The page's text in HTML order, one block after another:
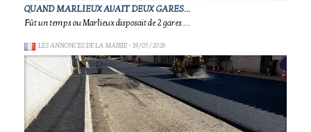
QUAND MARLIEUX AVAIT DEUX GARES...
Fût un temps ou Marlieux disposait de 2 gares....
LES ANNONCES DE LA MAIRIE- 19/05/2026